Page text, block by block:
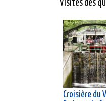
Visites des
Croisière du